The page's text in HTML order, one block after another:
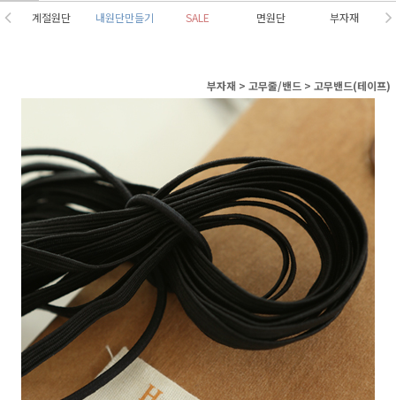
계절원단 내원단만들기 SALE 면원단 부자재
부자재 > 고무줄/밴드 > 고무밴드(테이프)